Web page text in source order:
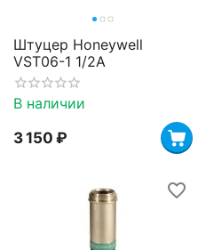
Штуцер Honeywell
VST06-1 1/2A
В наличии
3 150 ₽